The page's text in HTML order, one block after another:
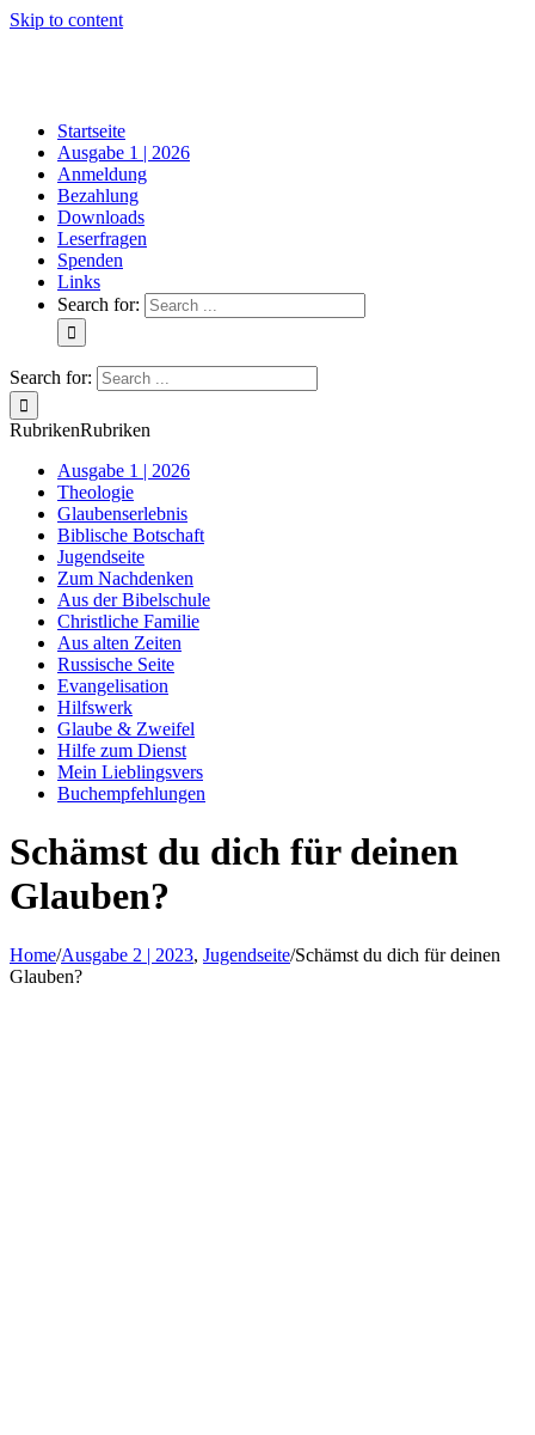
Skip to content
Startseite
Ausgabe 1 | 2026
Anmeldung
Bezahlung
Downloads
Leserfragen
Spenden
Links
Search for:
Search for:
RubrikenRubriken
Ausgabe 1 | 2026
Theologie
Glaubenserlebnis
Biblische Botschaft
Jugendseite
Zum Nachdenken
Aus der Bibelschule
Christliche Familie
Aus alten Zeiten
Russische Seite
Evangelisation
Hilfswerk
Glaube & Zweifel
Hilfe zum Dienst
Mein Lieblingsvers
Buchempfehlungen
Schämst du dich für deinen
Glauben?
Home/Ausgabe 2 | 2023, Jugendseite/Schämst du dich für deinen
Glauben?